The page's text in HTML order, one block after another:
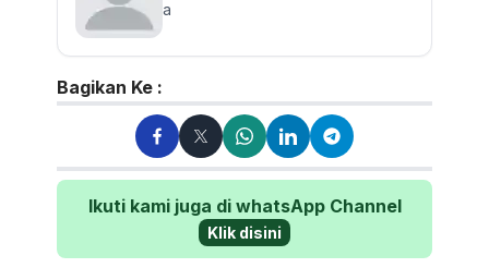
a
Bagikan Ke :
Ikuti kami juga di whatsApp Channel
Klik disini